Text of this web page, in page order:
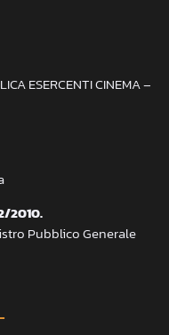
ESERCENTI CINEMA –
2010.
Pubblico Generale